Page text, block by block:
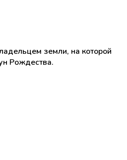
земли, на которой
Рождества.